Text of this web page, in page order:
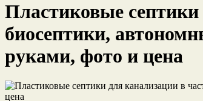
Пластиковые септики
биосептики,
руками, фото и цена